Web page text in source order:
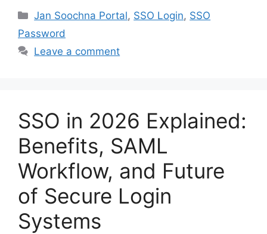
Categories
Jan Soochna Portal, SSO Login, SSO
Password
Leave a comment
SSO in 2026 Explained:
Benefits, SAML
Workflow, and Future
of Secure Login
Systems